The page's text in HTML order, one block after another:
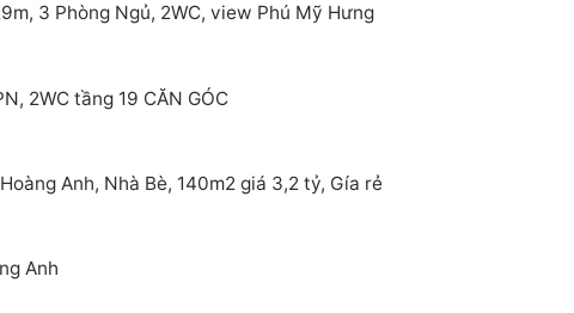
3 Phòng Ngủ, 2WC, view Phú Mỹ Hưng
2WC tầng 19 CĂN GÓC
Anh, Nhà Bè, 140m2 giá 3,2 tỷ, Gía rẻ
Anh